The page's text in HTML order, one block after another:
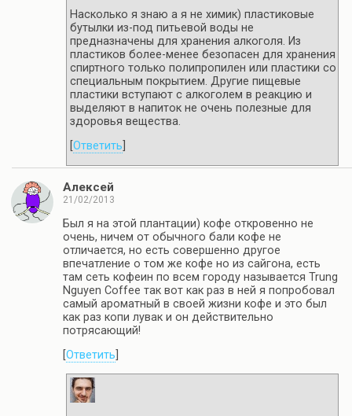
Насколько я знаю а я не химик) пластиковые
бутылки из-под питьевой воды не
предназначены для хранения алкоголя. Из
пластиков более-менее безопасен для хранения
спиртного только полипропилен или пластики со
специальным покрытием. Другие пищевые
пластики вступают с алкоголем в реакцию и
выделяют в напиток не очень полезные для
здоровья вещества.
Ответить
Алексей
21/02/2013
Был я на этой плантации) кофе откровенно не
очень, ничем от обычного бали кофе не
отличается, но есть совершенно другое
впечатление о том же кофе но из сайгона, есть
там сеть кофеин по всем городу называется Trung
Nguyen Coffee так вот как раз в ней я попробовал
самый ароматный в своей жизни кофе и это был
как раз копи лувак и он действительно
потрясающий!
Ответить